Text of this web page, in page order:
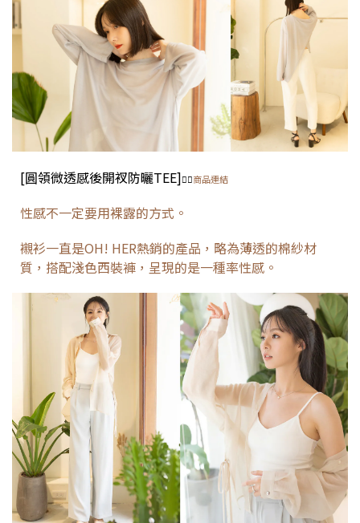
[圓領微透感後開衩防曬TEE]👈🏻商品連結
性感不一定要用裸露的方式。
襯衫一直是OH! HER熱銷的產品，略為薄透的棉紗材
質，搭配淺色西裝褲，呈現的是一種率性感。